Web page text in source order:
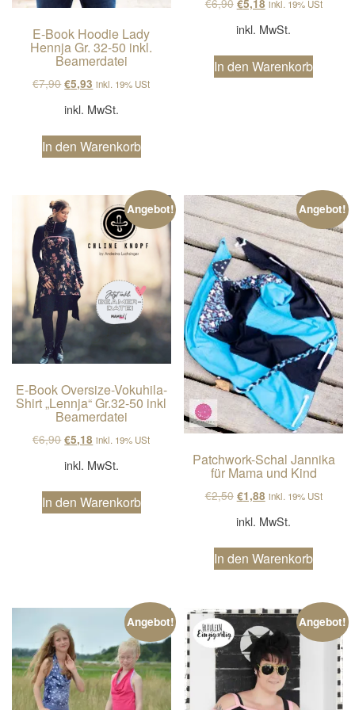
E-Book Hoodie Lady
Hennja Gr. 32-50 inkl.
Beamerdatei
€7,90Ursprünglicher Preis war: €7,90
€5,93 Aktueller Preis ist: €5,93.
inkl. 19% USt
inkl. MwSt.
In den Warenkorb
€6,90 €5,18 inkl. 19% USt
inkl. MwSt.
In den Warenkorb
Angebot!
E-Book Oversize-Vokuhila-
Shirt „Lennja“ Gr.32-50 inkl
Beamerdatei
€6,90Ursprünglicher Preis war: €6,90
€5,18 Aktueller Preis ist: €5,18.
inkl. 19% USt
inkl. MwSt.
In den Warenkorb
Angebot!
Patchwork-Schal Jannika
für Mama und Kind
€2,50 Ursprünglicher Preis
€1,88Aktueller Preis
inkl. 19% USt
inkl. MwSt.
In den Warenkorb
Angebot! Angebot!